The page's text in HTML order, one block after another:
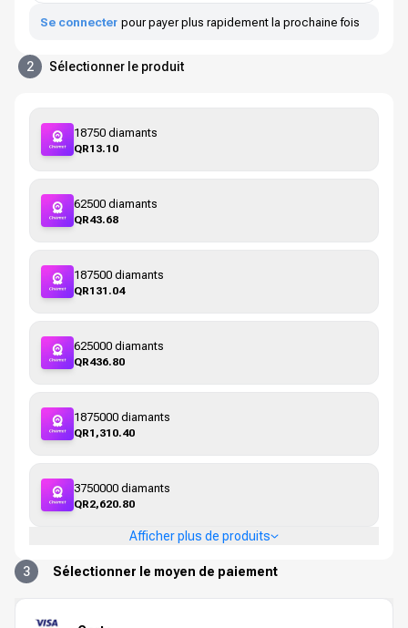
Se connecter pour payer plus rapidement la prochaine fois
2 Sélectionner le produit
18750 diamants
QR13.10
62500 diamants
QR43.68
187500 diamants
QR131.04
625000 diamants
QR436.80
1875000 diamants
QR1,310.40
3750000 diamants
QR2,620.80
Afficher plus de produits
3 Sélectionner le moyen de paiement